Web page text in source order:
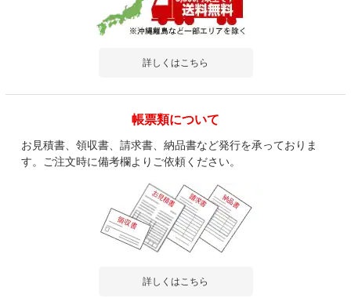
詳しくはこちら
帳票類について
お見積書、領収書、請求書、納品書など発行を承っておりま
す。ご注文時に備考欄よりご依頼ください。
詳しくはこちら